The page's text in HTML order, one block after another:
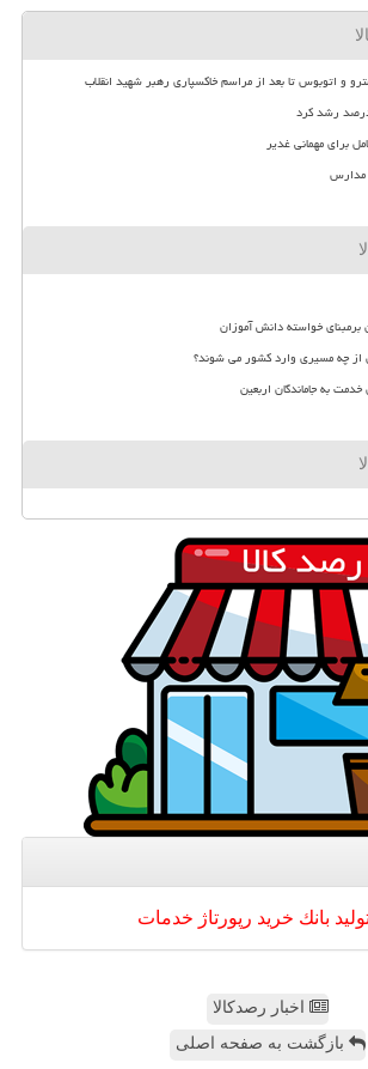
و اتوبوس تا بعد از مراسم خاکسپاری رهبر شهید انقلاب
برای مهمانی غدیر
مدارس
خواسته دانش آموزان
از چه مسیری وارد کشور می شوند؟
به جاماندگان اربعین
بانك خرید رپورتاژ خدمات
اخبار رصدکالا
بازگشت به صفحه اصلی